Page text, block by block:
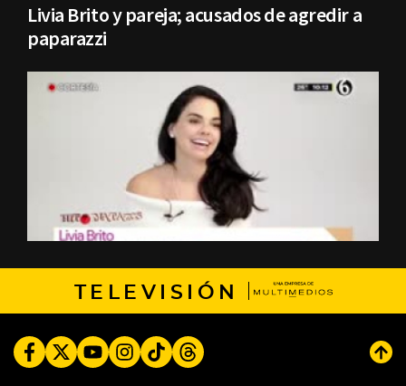
Livia Brito y pareja; acusados de agredir a
paparazzi
TELEVISIÓN
FacebookTwitterYoutubeInstagram
TikTokThreads